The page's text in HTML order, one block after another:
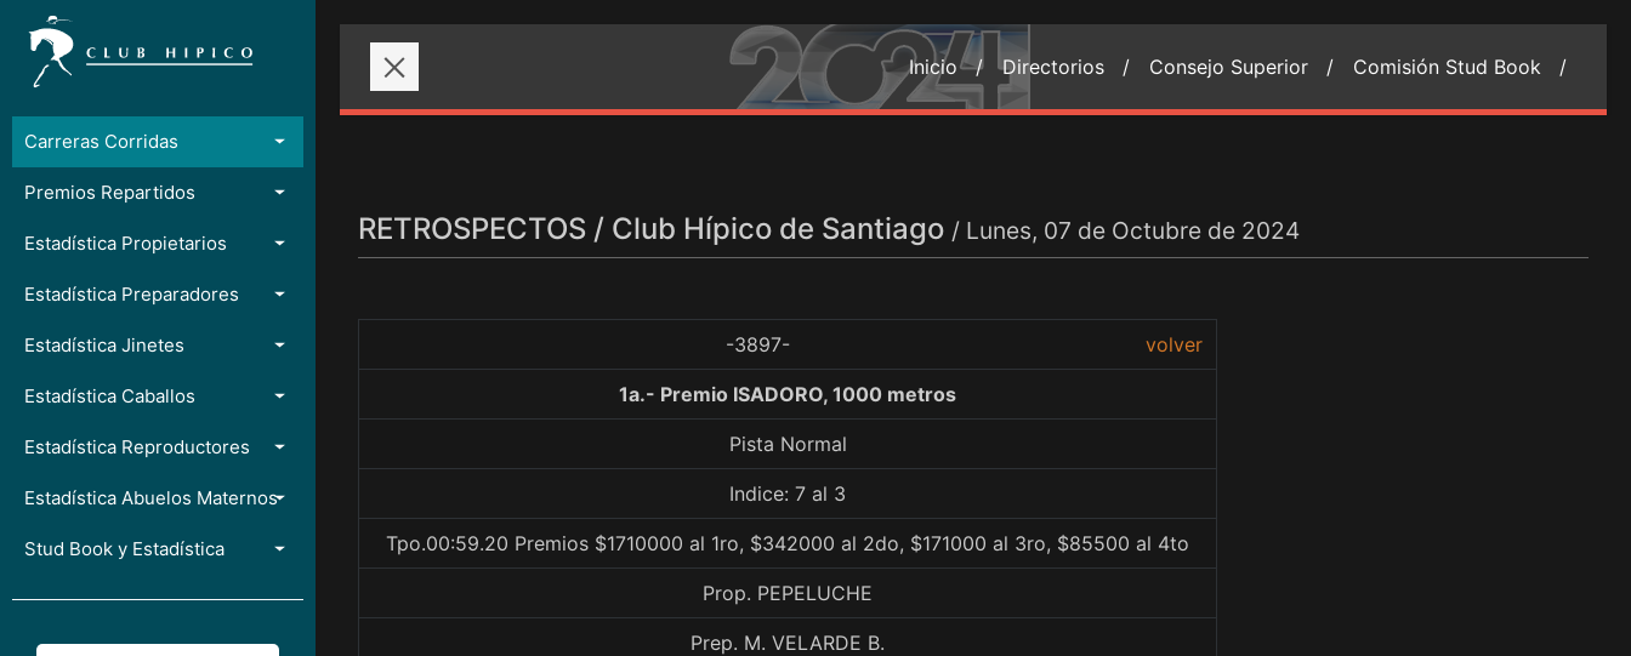
Carreras Corridas
Premios Repartidos
Estadística Propietarios
Estadística Preparadores
Estadística Jinetes
Estadística Caballos
Estadística Reproductores
Estadística Abuelos Maternos
Stud Book y Estadística
Inicio / Directorios / Consejo Superior / Comisión Stud Book /
RETROSPECTOS / Club Hípico de Santiago / Lunes, 07 de Octubre de 2024
-3897- volver
1a.- Premio ISADORO, 1000 metros
Pista Normal
Indice: 7 al 3
Tpo.00:59.20 Premios $1710000 al 1ro, $342000 al 2do, $171000 al 3ro, $85500 al 4to
Prop. PEPELUCHE
Prep. M. VELARDE B.